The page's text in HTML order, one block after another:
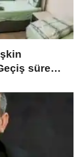
süresi